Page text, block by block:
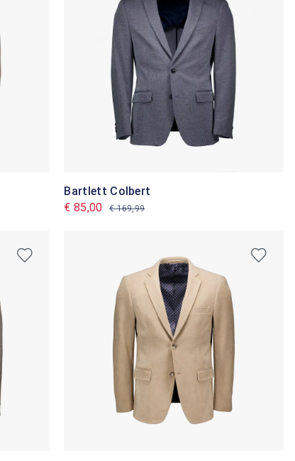
Bartlett Colbert
€ 85,00
€ 169,99